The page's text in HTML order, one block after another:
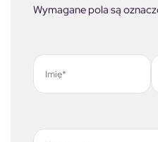
Wymagane pola są